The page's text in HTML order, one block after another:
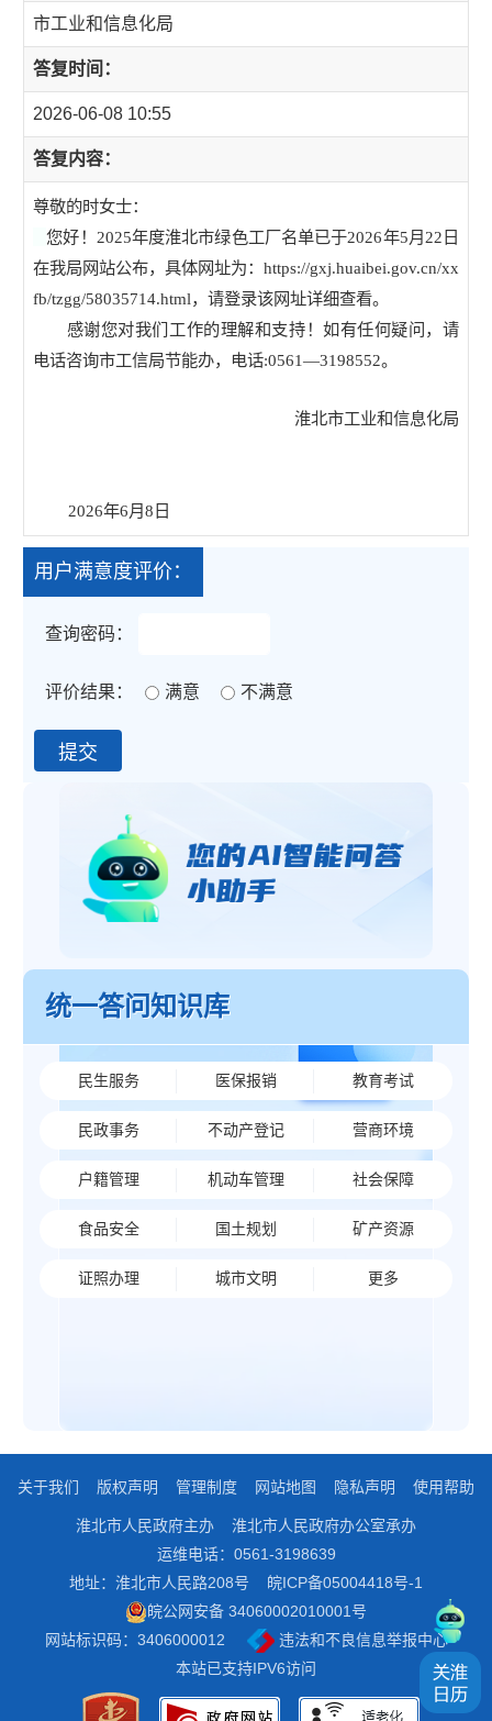
市工业和信息化局
答复时间：
2026-06-08 10:55
答复内容：
尊敬的时女士：
您好！ 2025年度淮北市绿色工厂名单已于2026年5月 22 日
在我局网站公布，具体网址为： https://gxj.huaibei.gov.cn/xx
fb/tzgg/58035714.html，请登录该网址详细查看。
感谢您对我们工作的理解和支持！如有任何疑问，请
电话咨询市工信局节能办，电话:0561—3198552。
淮北市工业和信息化局
2026年6月8 日
用户满意度评价：
查询密码：
评价结果： 满意 不满意
统一答问知识库
民生服务 医保报销 教育考试
民政事务 不动产登记 营商环境
户籍管理 机动车管理 社会保障
食品安全 国土规划 矿产资源
证照办理 城市文明 更多
关于我们 版权声明 管理制度 网站地图 隐私声明 使用帮助
淮北市人民政府主办
淮北市人民政府办公室承办
运维电话：0561-3198639
地址：淮北市人民路208号
皖ICP备05004418号-1
皖公网安备 34060002010001号
网站标识码：3406000012
违法和不良信息举报中心
本站已支持IPV6访问